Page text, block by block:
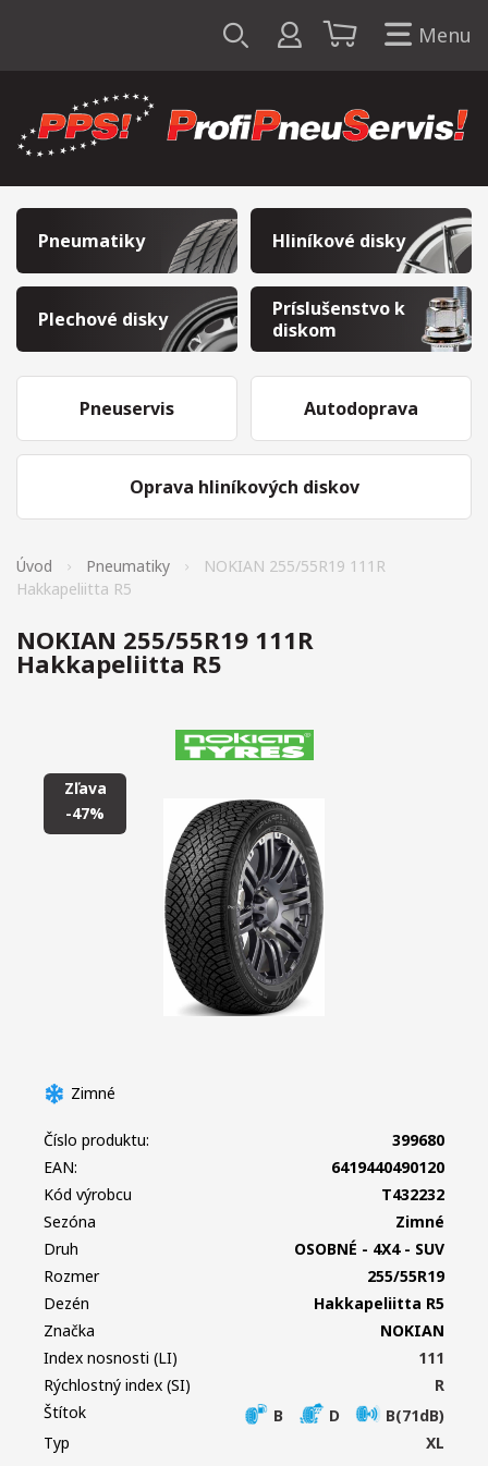
Menu
Pneumatiky Hliníkové disky
Plechové disky
Príslušenstvo k
diskom
Pneuservis
Oprava hliníkových diskov
Autodoprava
Úvod Pneumatiky
NOKIAN 255/55R19 111R
Hakkapeliitta R5
NOKIAN 255/55R19 111R
Hakkapeliitta R5
Zľava
-47%
Zimné
Číslo produktu:
399680
EAN:
6419440490120
Kód výrobcu
T432232
Sezóna
Zimné
Druh
OSOBNÉ - 4X4 - SUV
Rozmer
255/55R19
Dezén
Hakkapeliitta R5
Značka
NOKIAN
Index nosnosti (LI)
111
Rýchlostný index (SI)
R
Štítok
B D
B(71dB)
Typ
XL